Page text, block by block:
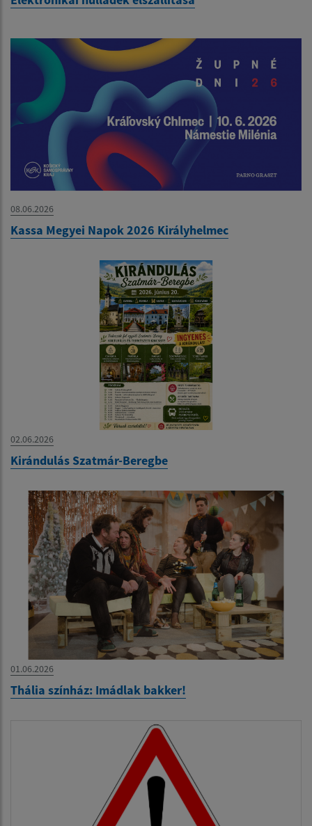
08.06.2026
Kassa Megyei Napok 2026 Királyhelmec
02.06.2026
Kirándulás Szatmár-Beregbe
01.06.2026
Thália színház: Imádlak bakker!